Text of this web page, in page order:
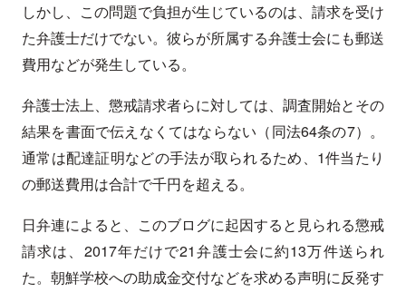
しかし、この問題で負担が生じているのは、請求を受け
た弁護士だけでない。彼らが所属する弁護士会にも郵送
費用などが発生している。
弁護士法上、懲戒請求者らに対しては、調査開始とその
結果を書面で伝えなくてはならない（同法64条の7）。
通常は配達証明などの手法が取られるため、1件当たり
の郵送費用は合計で千円を超える。
日弁連によると、このブログに起因すると見られる懲戒
請求は、2017年だけで21弁護士会に約13万件送られ
た。朝鮮学校への助成金交付などを求める声明に反発す